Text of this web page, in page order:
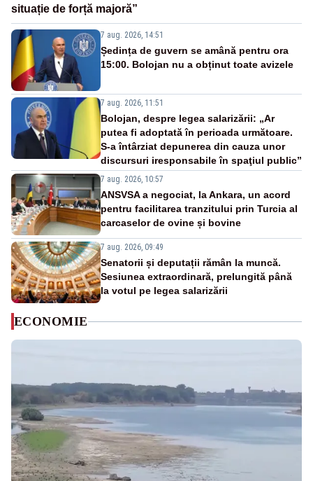
situație de forță majoră”
7 aug. 2026, 14:51
Ședința de guvern se amână pentru ora
15:00. Bolojan nu a obținut toate avizele
7 aug. 2026, 11:51
Bolojan, despre legea salarizării: „Ar
putea fi adoptată în perioada următoare.
S-a întârziat depunerea din cauza unor
discursuri iresponsabile în spaţiul public”
7 aug. 2026, 10:57
ANSVSA a negociat, la Ankara, un acord
pentru facilitarea tranzitului prin Turcia al
carcaselor de ovine și bovine
7 aug. 2026, 09:49
Senatorii și deputații rămân la muncă.
Sesiunea extraordinară, prelungită până
la votul pe legea salarizării
ECONOMIE